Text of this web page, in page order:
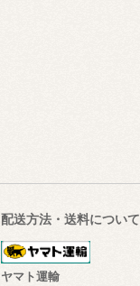
配送方法・送料について
ヤマト運輸